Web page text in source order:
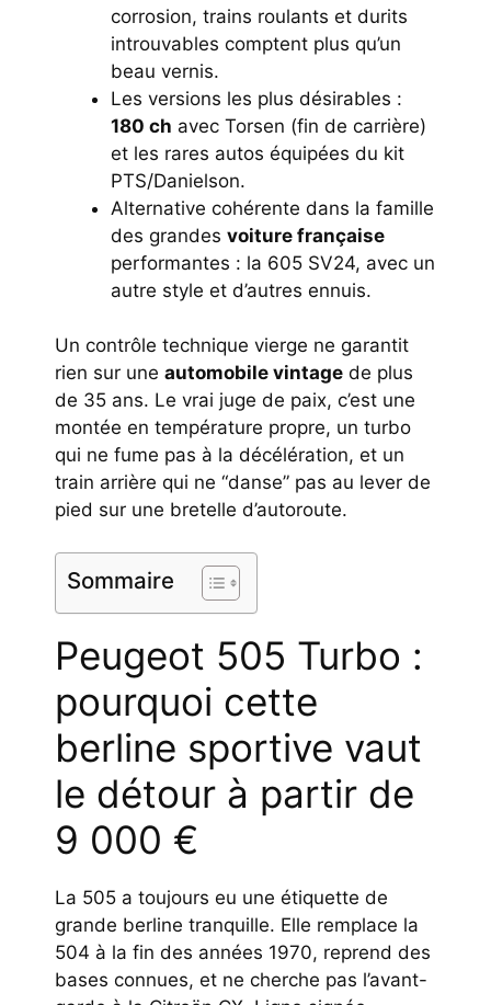
corrosion, trains roulants et durits
introuvables comptent plus qu’un
beau vernis.
Les versions les plus désirables :
180 ch avec Torsen (fin de carrière)
et les rares autos équipées du kit
PTS/Danielson.
Alternative cohérente dans la famille
des grandes voiture française
performantes : la 605 SV24, avec un
autre style et d’autres ennuis.
Un contrôle technique vierge ne garantit
rien sur une automobile vintage de plus
de 35 ans. Le vrai juge de paix, c’est une
montée en température propre, un turbo
qui ne fume pas à la décélération, et un
train arrière qui ne “danse” pas au lever de
pied sur une bretelle d’autoroute.
Sommaire
Peugeot 505 Turbo :
pourquoi cette
berline sportive vaut
le détour à partir de
9 000 €
La 505 a toujours eu une étiquette de
grande berline tranquille. Elle remplace la
504 à la fin des années 1970, reprend des
bases connues, et ne cherche pas l’avant-